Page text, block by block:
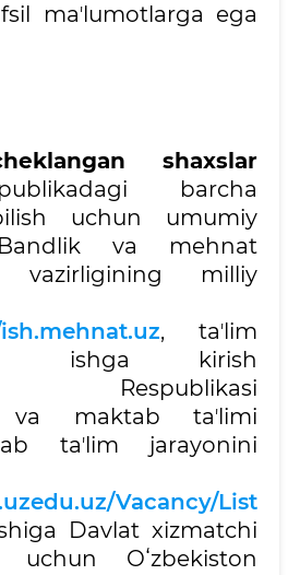
maʼlumotlarga ega
shaxslar
barcha
uchun umumiy
va mehnat
vazirligining milliy
, taʼlim
ishga kirish
Respublikasi
va maktab taʼlimi
taʼlim jarayonini
Vacancy/List
Davlat xizmatchi
Oʻzbekiston